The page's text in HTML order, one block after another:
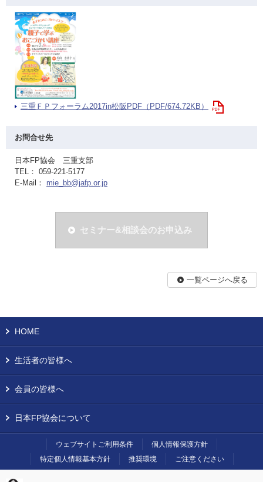
三重ＦＰフォーラム2017in松阪PDF（PDF/674.72KB）
お問合せ先
日本FP協会 三重支部
TEL： 059-221-5177
E-Mail： mie_bb@jafp.or.jp
セミナー&相談会のお申込み
一覧ページへ戻る
HOME
生活者の皆様へ
会員の皆様へ
日本FP協会について
ウェブサイトご利用条件
個人情報保護方針
特定個人情報基本方針
推奨環境 ご注意ください